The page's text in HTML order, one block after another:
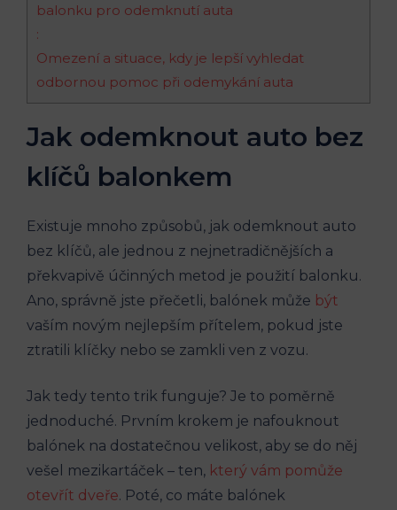
balonku pro odemknutí auta
:
Omezení a situace, kdy je lepší‍ vyhledat‍
odbornou pomoc při odemykání auta
Jak odemknout auto ‍bez
klíčů balonkem
Existuje mnoho způsobů, jak odemknout auto‌
bez klíčů, ale⁢ jednou z nejnetradičnějších‌ a
překvapivě účinných metod je použití‌ balonku.
Ano, správně⁣ jste přečetli, balónek může být
vaším novým nejlepším přítelem, pokud jste
⁣ztratili klíčky nebo se zamkli ven z vozu.
Jak tedy tento trik funguje?⁢ Je to poměrně
jednoduché. Prvním krokem ‌je nafouknout
balónek na dostatečnou ​velikost, aby se do ⁣něj
vešel mezikartáček – ten, který vám pomůže
⁤otevřít dveře. Poté, co máte balónek